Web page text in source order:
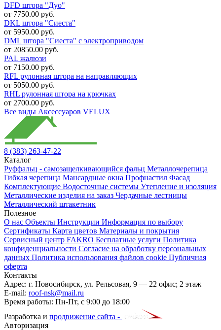
DFD штора "Дуо"
от 7750.00 руб.
DKL штора "Сиеста"
от 5950.00 руб.
DML штора "Сиеста" с электроприводом
от 20850.00 руб.
PAL жалюзи
от 7150.00 руб.
RFL рулонная штора на направляющих
от 5050.00 руб.
RHL рулонная штора на крючках
от 2700.00 руб.
Все виды Аксессуаров VELUX
8 (383) 263-47-22
Каталог
Руффальц - самозащелкивающийся фальц Металлочерепица
Гибкая черепица Мансардные окна Профнастил Фасад
Комплектующие Водосточные системы Утепление и изоляция
Металлические изделия на заказ Чердачные лестницы
Металлический штакетник
Полезное
О нас Объекты Инструкции Информация по выбору
Сертификаты Карта цветов Материалы и покрытия
Сервисный центр FAKRO Бесплатные услуги Политика
конфиденциальности Согласие на обработку персональных
данных Политика использования файлов cookie Публичная
оферта
Контакты
Адрес: г. Новосибирск, ул. Рельсовая, 9 — 22 офис; 2 этаж
E-mail: roof-nsk@mail.ru
Время работы: Пн-Пт, с 9:00 до 18:00
Разработка и продвижение сайта -
Авторизация